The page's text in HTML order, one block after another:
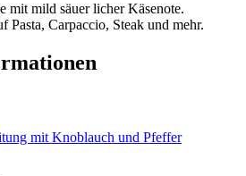
mit mild säuer licher Käsenote.
Pasta, Carpaccio, Steak und mehr.
mit Knoblauch und Pfeffer